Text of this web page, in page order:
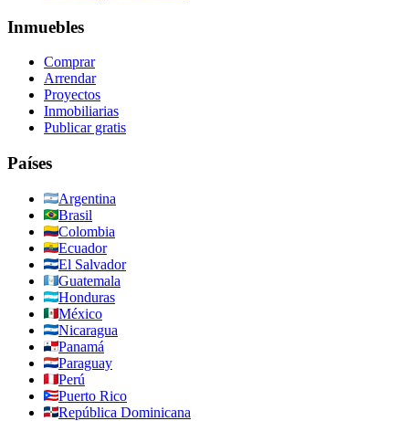
Inmuebles
Comprar
Arrendar
Proyectos
Inmobiliarias
Publicar gratis
Países
Argentina
Brasil
Colombia
Ecuador
El Salvador
Guatemala
Honduras
México
Nicaragua
Panamá
Paraguay
Perú
Puerto Rico
República Dominicana